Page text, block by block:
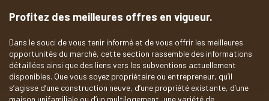
Profitez des meilleures offres en vigueur.
Dans le souci de vous tenir informé et de vous offrir les meilleures
opportunités du marché, cette section rassemble des informations
détaillées ainsi que des liens vers les subventions actuellement
disponibles. Que vous soyez propriétaire ou entrepreneur, qu’il
s’agisse d’une construction neuve, d’une propriété existante, d’une
maison unifamiliale ou d’un multilogement, une variété de